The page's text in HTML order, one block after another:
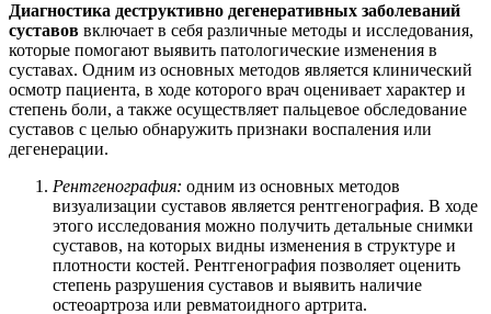
Диагностика деструктивно дегенеративных заболеваний
суставов включает в себя различные методы и исследования,
которые помогают выявить патологические изменения в
суставах. Одним из основных методов является клинический
осмотр пациента, в ходе которого врач оценивает характер и
степень боли, а также осуществляет пальцевое обследование
суставов с целью обнаружить признаки воспаления или
дегенерации.
Рентгенография: одним из основных методов
визуализации суставов является рентгенография. В ходе
этого исследования можно получить детальные снимки
суставов, на которых видны изменения в структуре и
плотности костей. Рентгенография позволяет оценить
степень разрушения суставов и выявить наличие
остеоартроза или ревматоидного артрита.